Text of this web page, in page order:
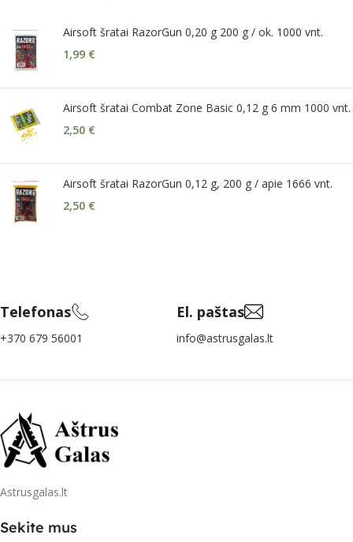
Airsoft šratai RazorGun 0,20 g 200 g / ok. 1000 vnt.
1,99 €
Airsoft šratai Combat Zone Basic 0,12 g 6 mm 1000 vnt.
2,50 €
Airsoft šratai RazorGun 0,12 g, 200 g / apie 1666 vnt.
2,50 €
Telefonas
+370 679 56001
El. paštas
info@astrusgalas.lt
Astrusgalas.lt
Sekite mus